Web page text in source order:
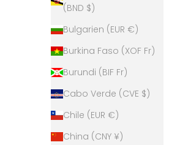
(BND $)
Bulgarien (EUR €)
Burkina Faso (XOF Fr)
Burundi (BIF Fr)
Cabo Verde (CVE $)
Chile (EUR €)
China (CNY ¥)
Hario V60 Glaskanne 360ml